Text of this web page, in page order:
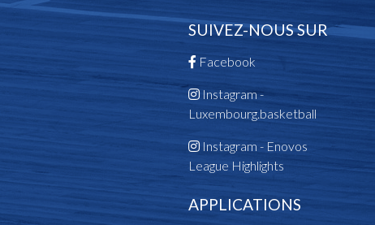
SUIVEZ-NOUS SUR
Facebook
Instagram -
Luxembourg.basketball
Instagram - Enovos
League Highlights
APPLICATIONS